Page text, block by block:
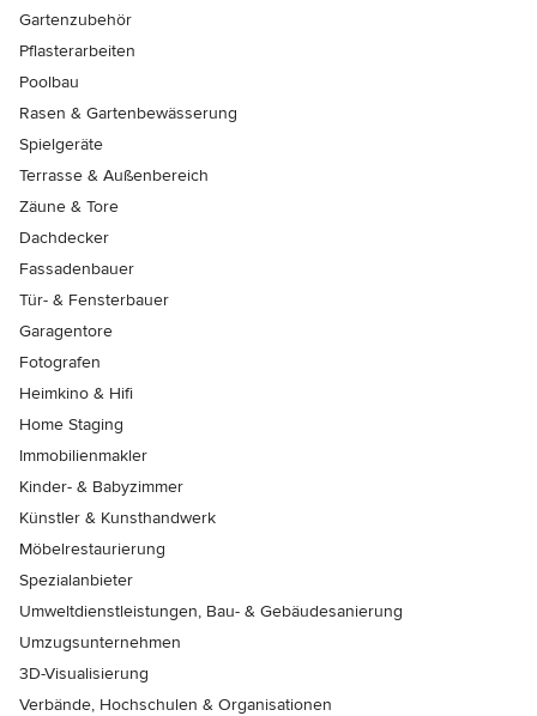
Gartenzubehör
Pflasterarbeiten
Poolbau
Rasen & Gartenbewässerung
Spielgeräte
Terrasse & Außenbereich
Zäune & Tore
Dachdecker
Fassadenbauer
Tür- & Fensterbauer
Garagentore
Fotografen
Heimkino & Hifi
Home Staging
Immobilienmakler
Kinder- & Babyzimmer
Künstler & Kunsthandwerk
Möbelrestaurierung
Spezialanbieter
Umweltdienstleistungen, Bau- & Gebäudesanierung
Umzugsunternehmen
3D-Visualisierung
Verbände, Hochschulen & Organisationen